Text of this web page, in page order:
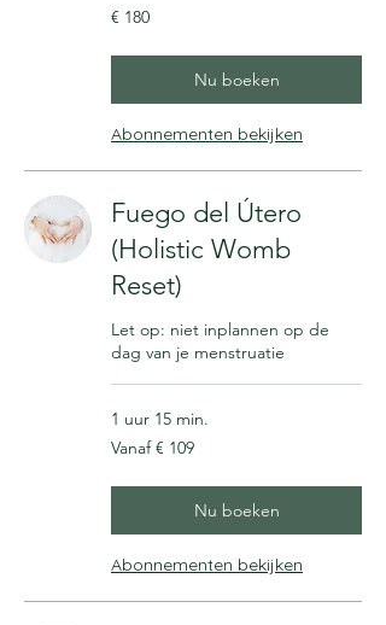
180
euro
€ 180
Nu boeken
Abonnementen bekijken
Fuego del Útero
(Holistic Womb
Reset)
Let op: niet inplannen op de
dag van je menstruatie
1 uur 15 min.
Vanaf
109
Vanaf € 109
Nu boeken
Abonnementen bekijken